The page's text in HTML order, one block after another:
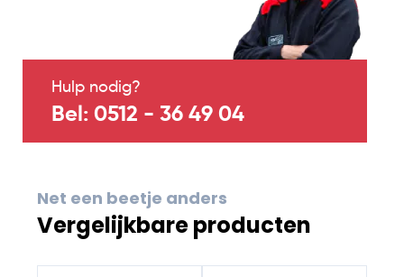
Hulp nodig?
Bel: 0512 - 36 49 04
Net een beetje anders
Vergelijkbare producten
Navigating through the elements of the carousel is
Press to skip carousel
Press to go to carousel navigation